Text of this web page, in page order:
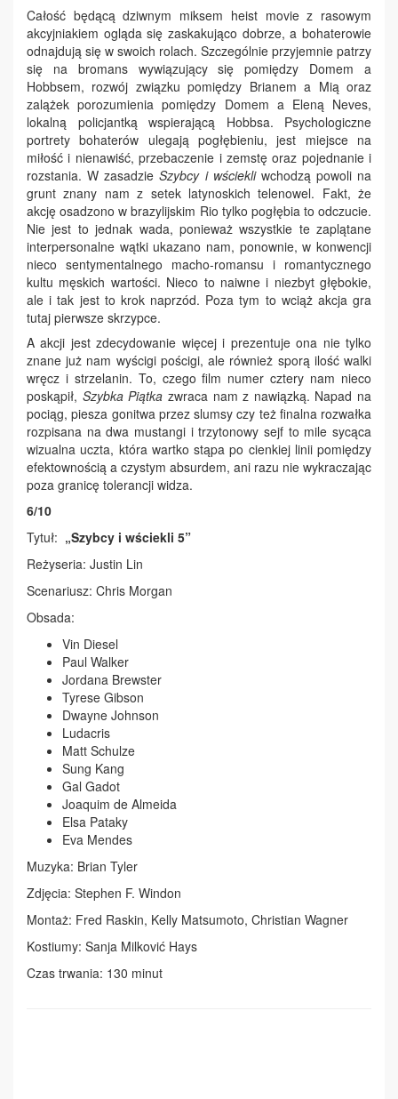
Całość będącą dziwnym miksem heist movie z rasowym
akcyjniakiem ogląda się zaskakująco dobrze, a bohaterowie
odnajdują się w swoich rolach. Szczególnie przyjemnie patrzy
się na bromans wywiązujący się pomiędzy Domem a
Hobbsem, rozwój związku pomiędzy Brianem a Mią oraz
zalążek porozumienia pomiędzy Domem a Eleną Neves,
lokalną policjantką wspierającą Hobbsa. Psychologiczne
portrety bohaterów ulegają pogłębieniu, jest miejsce na
miłość i nienawiść, przebaczenie i zemstę oraz pojednanie i
rozstania. W zasadzieSzybcy i wściekliwchodzą powoli na
grunt znany nam z setek latynoskich telenowel. Fakt, że
akcję osadzono w brazylijskim Rio tylko pogłębia to odczucie.
Nie jest to jednak wada, ponieważ wszystkie te zaplątane
interpersonalne wątki ukazano nam, ponownie, w konwencji
nieco sentymentalnego macho-romansu i romantycznego
kultu męskich wartości. Nieco to naiwne i niezbyt głębokie,
ale i tak jest to krok naprzód. Poza tym to wciąż akcja gra
tutaj pierwsze skrzypce.
A akcji jest zdecydowanie więcej i prezentuje ona nie tylko
znane już nam wyścigi pościgi, ale również sporą ilość walki
wręcz i strzelanin. To, czego film numer cztery nam nieco
poskąpił, Szybka Piątka zwraca nam z nawiązką. Napad na
pociąg, piesza gonitwa przez slumsy czy też finalna rozwałka
rozpisana na dwa mustangi i trzytonowy sejf to mile sycąca
wizualna uczta, która wartko stąpa po cienkiej linii pomiędzy
efektownością a czystym absurdem, ani razu nie wykraczając
poza granicę tolerancji widza.
6/10
Tytuł: „Szybcy i wściekli 5”
Reżyseria: Justin Lin
Scenariusz: Chris Morgan
Obsada:
Vin Diesel
Paul Walker
Jordana Brewster
Tyrese Gibson
Dwayne Johnson
Ludacris
Matt Schulze
Sung Kang
Gal Gadot
Joaquim de Almeida
Elsa Pataky
Eva Mendes
Muzyka: Brian Tyler
Zdjęcia: Stephen F. Windon
Montaż: Fred Raskin, Kelly Matsumoto, Christian Wagner
Kostiumy: Sanja Milković Hays
Czas trwania: 130 minut